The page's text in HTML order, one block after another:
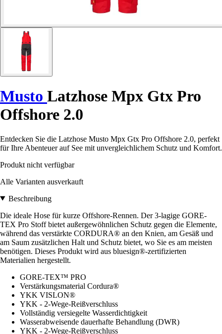
Musto Latzhose Mpx Gtx Pro
Offshore 2.0
Entdecken Sie die Latzhose Musto Mpx Gtx Pro Offshore 2.0, perfekt
für Ihre Abenteuer auf See mit unvergleichlichem Schutz und Komfort.
Produkt nicht verfügbar
Alle Varianten ausverkauft
Beschreibung
Die ideale Hose für kurze Offshore-Rennen. Der 3-lagige GORE-
TEX Pro Stoff bietet außergewöhnlichen Schutz gegen die Elemente,
während das verstärkte CORDURA® an den Knien, am Gesäß und
am Saum zusätzlichen Halt und Schutz bietet, wo Sie es am meisten
benötigen. Dieses Produkt wird aus bluesign®-zertifizierten
Materialien hergestellt.
GORE-TEX™ PRO
Verstärkungsmaterial Cordura®
YKK VISLON®
YKK - 2-Wege-Reißverschluss
Vollständig versiegelte Wasserdichtigkeit
Wasserabweisende dauerhafte Behandlung (DWR)
YKK - 2-Wege-Reißverschluss